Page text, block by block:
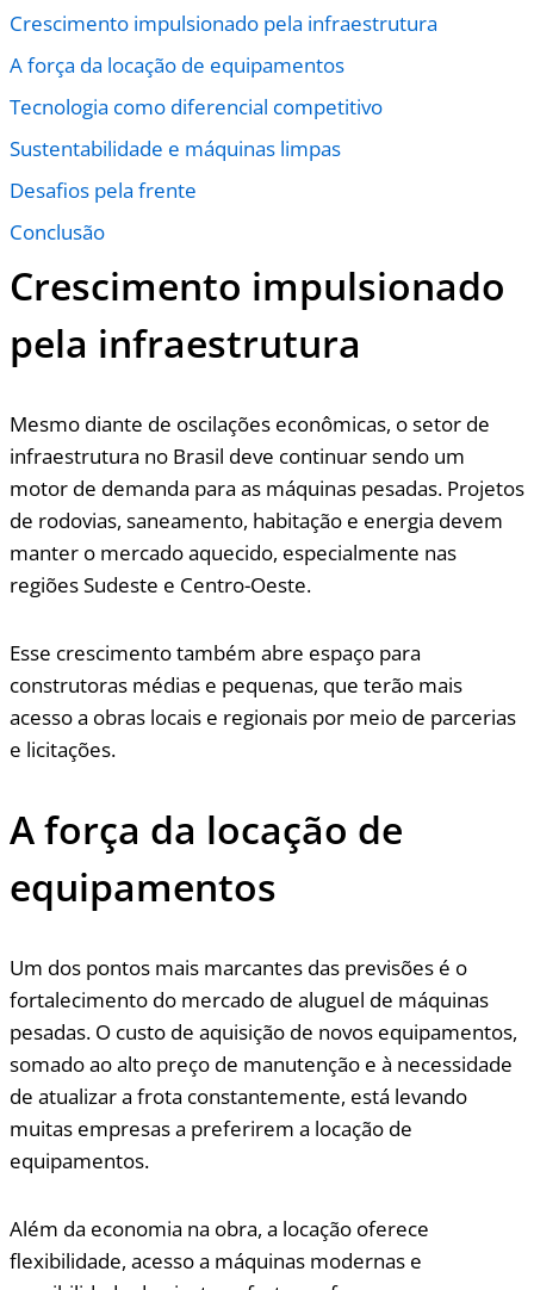
Crescimento impulsionado pela infraestrutura
A força da locação de equipamentos
Tecnologia como diferencial competitivo
Sustentabilidade e máquinas limpas
Desafios pela frente
Conclusão
Crescimento impulsionado
pela infraestrutura
Mesmo diante de oscilações econômicas, o setor de
infraestrutura no Brasil deve continuar sendo um
motor de demanda para as máquinas pesadas. Projetos
de rodovias, saneamento, habitação e energia devem
manter o mercado aquecido, especialmente nas
regiões Sudeste e Centro-Oeste.
Esse crescimento também abre espaço para
construtoras médias e pequenas, que terão mais
acesso a obras locais e regionais por meio de parcerias
e licitações.
A força da locação de
equipamentos
Um dos pontos mais marcantes das previsões é o
fortalecimento do mercado de aluguel de máquinas
pesadas. O custo de aquisição de novos equipamentos,
somado ao alto preço de manutenção e à necessidade
de atualizar a frota constantemente, está levando
muitas empresas a preferirem a locação de
equipamentos.
Além da economia na obra, a locação oferece
flexibilidade, acesso a máquinas modernas e